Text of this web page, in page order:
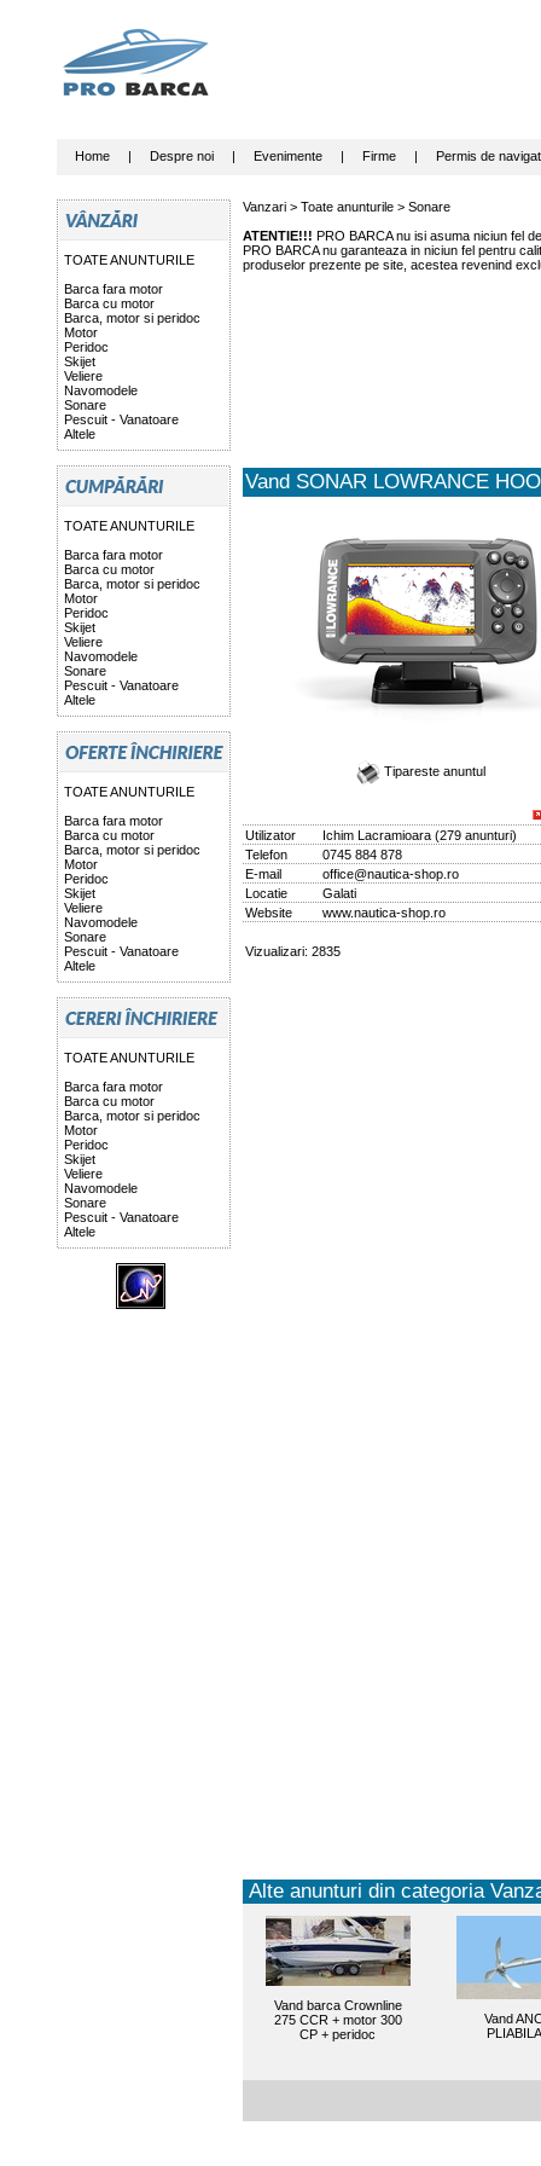
Home| Despre noi| Evenimente| Firme| Permis de
TOATE ANUNTURILE
Barca fara motor
Barca cu motor
Barca, motor si peridoc
Motor
Peridoc
Skijet
Veliere
Navomodele
Sonare
Pescuit - Vanatoare
Altele
TOATE ANUNTURILE
Barca fara motor
Barca cu motor
Barca, motor si peridoc
Motor
Peridoc
Skijet
Veliere
Navomodele
Sonare
Pescuit - Vanatoare
Altele
TOATE ANUNTURILE
Barca fara motor
Barca cu motor
Barca, motor si peridoc
Motor
Peridoc
Skijet
Veliere
Navomodele
Sonare
Pescuit - Vanatoare
Altele
TOATE ANUNTURILE
Barca fara motor
Barca cu motor
Barca, motor si peridoc
Motor
Peridoc
Skijet
Veliere
Navomodele
Sonare
Pescuit - Vanatoare
Altele
Vanzari > Toate anunturile> Sonare
ATENTIE!!! PRO BARCA nu isi asuma niciun fel
PRO BARCA nu garanteaza in niciun fel pentru
produselor prezente pe site, acestea revenind
Vand SONAR LOWRANCE
Tipareste anuntul
Utilizator Ichim Lacramioara(279 anunturi)
Telefon
0745 884 878
E-mail
office@nautica-shop.ro
Locatie
Galati
Website
www.nautica-shop.ro
Vizualizari: 2835
Alte anunturi din categoria
Vand barca Crownline
275 CCR + motor 300
CP + peridoc
Vand